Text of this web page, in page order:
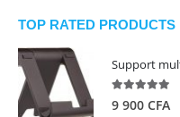
TOP RATED PRODUCTS
5.00out of 5
9 900 CFA